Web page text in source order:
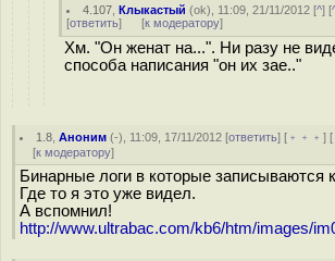
4.107 ,Клыкастый (ok), 11:09, 21/11/2012 [^] [
[ответить] [к модератору]
Хм. "Он женат на...". Ни разу не
способа написания "он их зае.."
1.8 ,Аноним (-), 11:09, 17/11/2012 [ответить] [ ﹢﹢﹢] [
[к модератору]
Бинарные логи в которые записываются
Где то я это уже видел.
А вспомнил!
http://www.ultrabac.com/kb6/htm/images/